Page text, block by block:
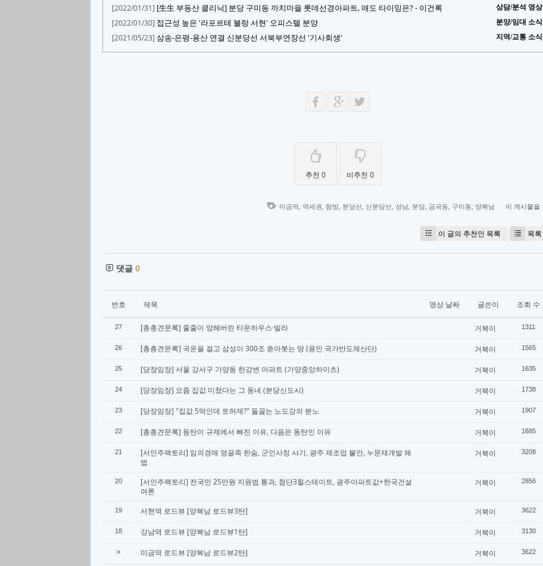
[2022/01/31] 상담/분석 영상
[生生 부동산 클리닉] 분당 구미동 까치마을 롯데선경아파트, 매도 타이밍은? - 이건록
[2022/01/30] 분양/임대 소식
접근성 높은 '라포르테 블랑 서현' 오피스텔 분양
[2021/05/23] 지역/교통 소식
삼송-은평-용산 연결 신분당선 서북부연장선 '기사회생'
추천 0 비추천 0
미금역 역세권 탐방 분당선 신분당선 성남 분당 금곡동 구미동 양복남 이 게시물을
이 글의 추천인 목록 목록
댓글 0
번호 제목 영상 날짜 글쓴이 조회 수
27 [총총견문록] 줄줄이 망해버린 타운하우스·빌라 거북이 1311
26 [총총견문록] 국운을 걸고 삼성이 300조 쏟아붓는 땅 (용인 국가반도체산단) 거북이 1565
25 [당장임장] 서울 강서구 가양동 한강변 아파트 (가양중앙하이츠) 거북이 1635
24 [당장임장] 요즘 집값 미쳤다는 그 동네 (분당신도시) 거북이 1738
23 [당장임장] "집값 5억인데 토허제?" 들끓는 노도강의 분노 거북이 1907
22 [총총견문록] 동탄이 규제에서 빠진 이유, 다음은 동탄인 이유 거북이 1685
21
[서인주팩토리] 임의경매 영끌족 한숨, 군인사칭 사기, 광주 제조업 불안, 누문재개발 해
법
거북이 3208
20
[서인주팩토리] 전국민 25만원 지원법 통과, 첨단3힐스테이트, 광주아파트값+한국건설
여론
거북이 2856
19 서현역 로드뷰 [양복남 로드뷰3탄] 거북이 3622
18 강남역 로드뷰 [양복남 로드뷰1탄] 거북이 3130
» 미금역 로드뷰 [양복남 로드뷰2탄] 거북이 3622